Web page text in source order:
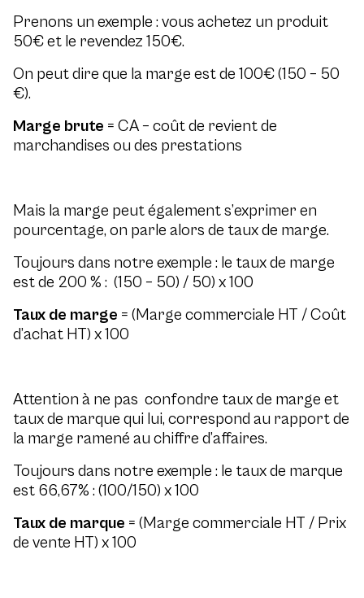
Prenons un exemple : vous achetez un produit
50€ et le revendez 150€.
On peut dire que la marge est de 100€ (150 – 50
€).
Marge brute = CA – coût de revient de
marchandises ou des prestations
Mais la marge peut également s’exprimer en
pourcentage, on parle alors de taux de marge.
Toujours dans notre exemple : le taux de marge
est de 200 % : (150 – 50) / 50) x 100
Taux de marge = (Marge commerciale HT / Coût
d’achat HT) x 100
Attention à ne pas confondre taux de marge et
taux de marque qui lui, correspond au rapport de
la marge ramené au chiffre d’affaires.
Toujours dans notre exemple : le taux de marque
est 66,67% : (100/150) x 100
Taux de marque = (Marge commerciale HT / Prix
de vente HT) x 100